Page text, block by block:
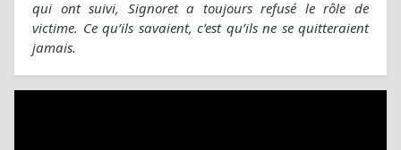
qui ont suivi, Signoret a toujours refusé le rôle de
victime. Ce qu’ils savaient, c’est qu’ils ne se quitteraient
jamais.